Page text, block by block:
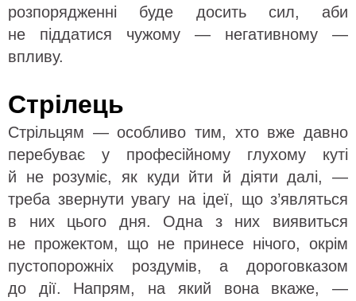
розпорядженні буде досить сил, аби
не піддатися чужому — негативному —
впливу.
Стрілець
Стрільцям — особливо тим, хто вже давно
перебуває у професійному глухому куті
й не розуміє, як куди йти й діяти далі, —
треба звернути увагу на ідеї, що з’являться
в них цього дня. Одна з них виявиться
не прожектом, що не принесе нічого, окрім
пустопорожніх роздумів, а дороговказом
до дії. Напрям, на який вона вкаже, —